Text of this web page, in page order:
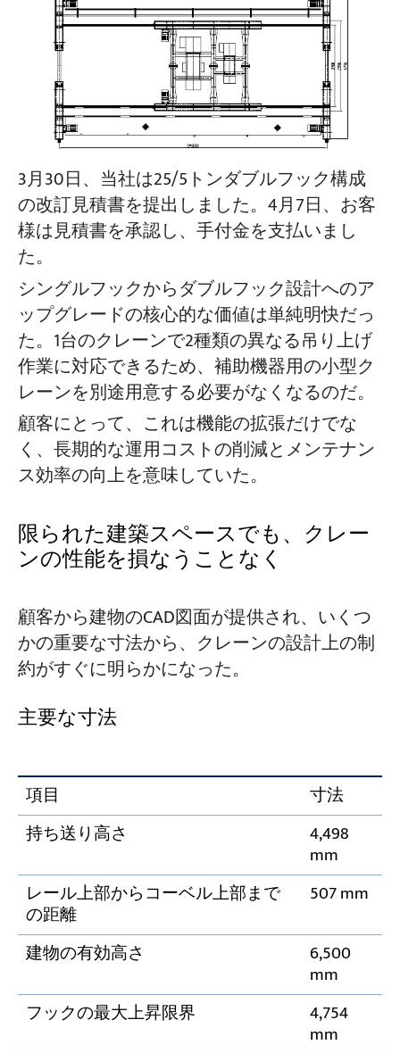
3月30日、当社は25/5トンダブルフック構成
の改訂見積書を提出しました。4月7日、お客
様は見積書を承認し、手付金を支払いまし
た。
シングルフックからダブルフック設計へのア
ップグレードの核心的な価値は単純明快だっ
た。1台のクレーンで2種類の異なる吊り上げ
作業に対応できるため、補助機器用の小型ク
レーンを別途用意する必要がなくなるのだ。
顧客にとって、これは機能の拡張だけでな
く、長期的な運用コストの削減とメンテナン
ス効率の向上を意味していた。
限られた建築スペースでも、クレー
ンの性能を損なうことなく
顧客から建物のCAD図面が提供され、いくつ
かの重要な寸法から、クレーンの設計上の制
約がすぐに明らかになった。
主要な寸法
項目
寸法
持ち送り高さ
4,498
mm
レール上部からコーベル上部まで
の距離
507 mm
建物の有効高さ 6,500
mm
フックの最大上昇限界
4,754
mm